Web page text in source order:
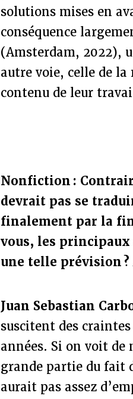
solutions mises en
conséquence
(Amsterdam, 2022),
autre voie, celle de
contenu de leur
Nonfiction :
devrait pas se
finalement par la
vous, les
une telle prévision ?
Juan Sebastian
suscitent des
années. Si on voit de
grande partie du fait
aurait pas assez